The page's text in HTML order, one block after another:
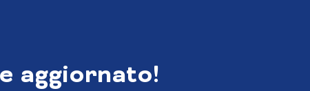
aggiornato!